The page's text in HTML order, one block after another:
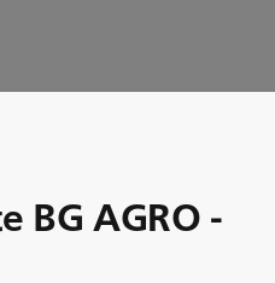
BG AGRO -